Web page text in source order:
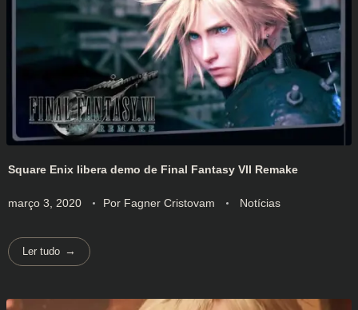
Square Enix libera demo de Final Fantasy VII Remake
março 3, 2020 Por Fagner Cristovam Notícias
Ler tudo